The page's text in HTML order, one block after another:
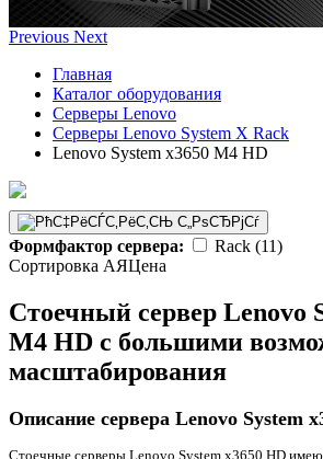
Previous Next
Главная
Каталог оборудования
Серверы Lenovo
Серверы Lenovo System X Rack
Lenovo System x3650 M4 HD
Формфактор сервера:
Rack (11)
Сортировка АЯЦенa
Стоечный сервер Lenovo
M4 HD с большими
масштабирования
Описание сервера Lenovo System
Стоечные серверы Lenovo System x3650 HD